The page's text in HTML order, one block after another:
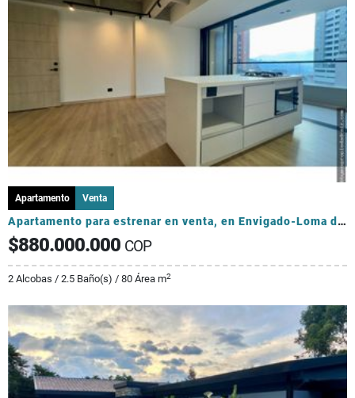
Apartamento Venta
Apartamento para estrenar en venta, en Envigado-Loma de los Mesa
$880.000.000 COP
2 Alcobas / 2.5 Baño(s) / 80 Área m2